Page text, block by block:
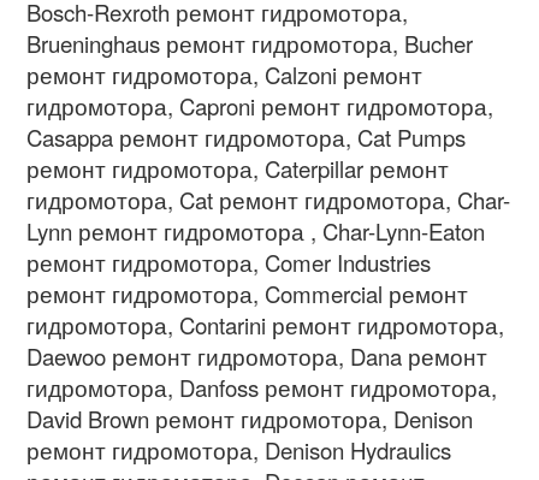
Bosch-Rexroth ремонт гидромотора,
Brueninghaus ремонт гидромотора, Bucher
ремонт гидромотора, Calzoni ремонт
гидромотора, Caproni ремонт гидромотора,
Casappa ремонт гидромотора, Cat Pumps
ремонт гидромотора, Caterpillar ремонт
гидромотора, Cat ремонт гидромотора, Char-
Lynn ремонт гидромотора , Char-Lynn-Eaton
ремонт гидромотора, Comer Industries
ремонт гидромотора, Commercial ремонт
гидромотора, Contarini ремонт гидромотора,
Daewoo ремонт гидромотора, Dana ремонт
гидромотора, Danfoss ремонт гидромотора,
David Brown ремонт гидромотора, Denison
ремонт гидромотора, Denison Hydraulics